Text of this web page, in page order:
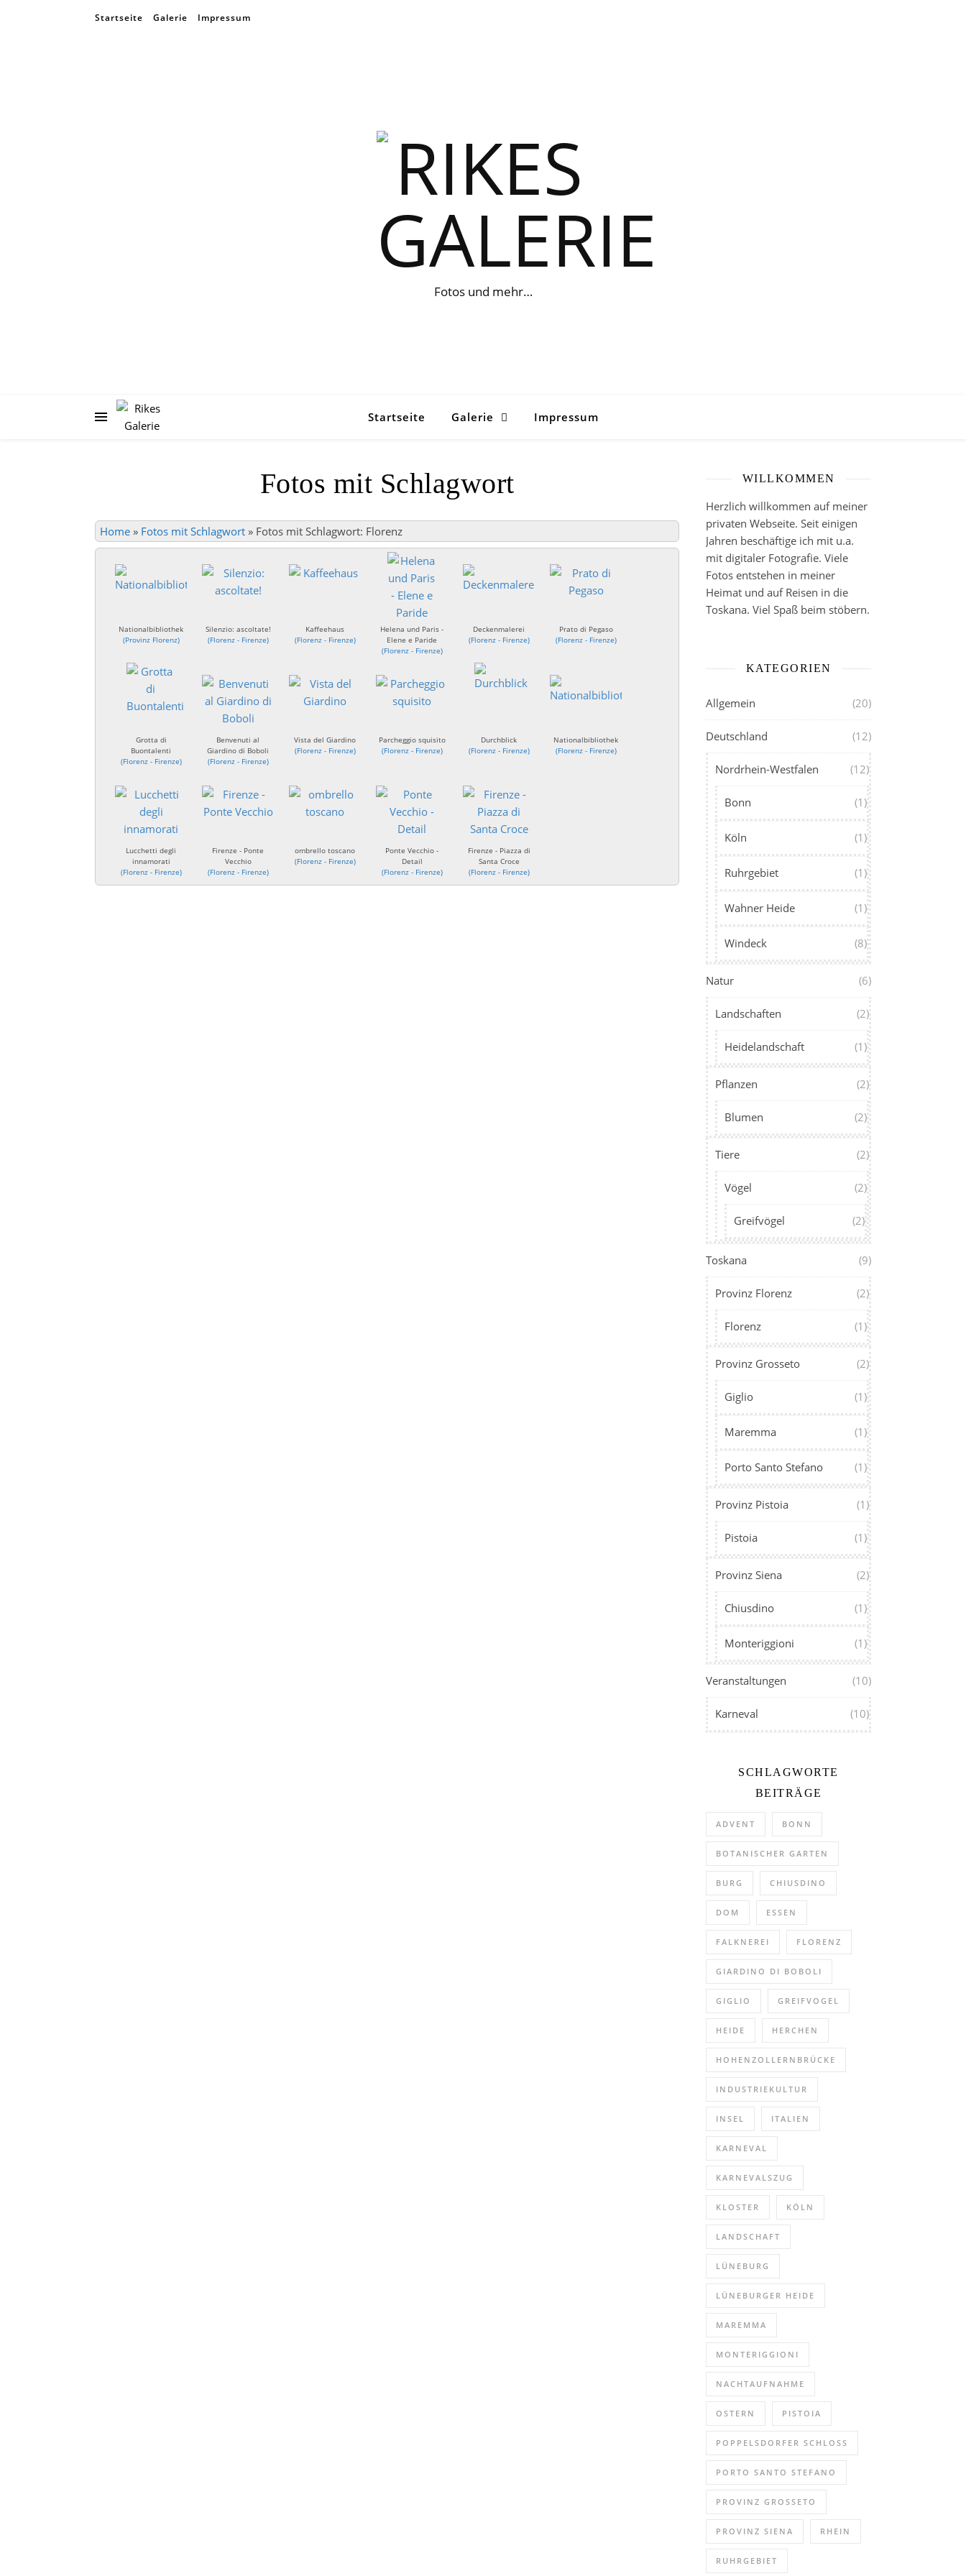
Startseite Galerie Impressum
Fotos und mehr…
Startseite Galerie Impressum
Fotos mit Schlagwort
Home » Fotos mit Schlagwort » Fotos mit Schlagwort: Florenz
Nationalbibliothek
(Provinz Florenz)
Silenzio: ascoltate!
(Florenz - Firenze)
Kaffeehaus
(Florenz - Firenze)
Helena und Paris -
Elene e Paride
(Florenz - Firenze)
Deckenmalerei
(Florenz - Firenze)
Prato di Pegaso
(Florenz - Firenze)
Grotta di
Buontalenti
(Florenz - Firenze)
Benvenuti al
Giardino di Boboli
(Florenz - Firenze)
Vista del Giardino
(Florenz - Firenze)
Parcheggio squisito
(Florenz - Firenze)
Durchblick
(Florenz - Firenze)
Nationalbibliothek
(Florenz - Firenze)
Lucchetti degli
innamorati
(Florenz - Firenze)
Firenze - Ponte
Vecchio
(Florenz - Firenze)
ombrello toscano
(Florenz - Firenze)
Ponte Vecchio -
Detail
(Florenz - Firenze)
Firenze - Piazza di
Santa Croce
(Florenz - Firenze)
WILLKOMMEN
Herzlich willkommen auf meiner
privaten Webseite. Seit einigen
Jahren beschäftige ich mit u.a.
mit digitaler Fotografie. Viele
Fotos entstehen in meiner
Heimat und auf Reisen in die
Toskana. Viel Spaß beim stöbern.
KATEGORIEN
Allgemein (20)
Deutschland (12)
Nordrhein-Westfalen (12)
Bonn (1)
Köln (1)
Ruhrgebiet (1)
Wahner Heide (1)
Windeck (8)
Natur (6)
Landschaften (2)
Heidelandschaft (1)
Pflanzen (2)
Blumen (2)
Tiere (2)
Vögel (2)
Greifvögel (2)
Toskana (9)
Provinz Florenz (2)
Florenz (1)
Provinz Grosseto (2)
Giglio (1)
Maremma (1)
Porto Santo Stefano (1)
Provinz Pistoia (1)
Pistoia (1)
Provinz Siena (2)
Chiusdino (1)
Monteriggioni (1)
Veranstaltungen (10)
Karneval (10)
SCHLAGWORTE
BEITRÄGE
ADVENT BONN
BOTANISCHER GARTEN
BURG CHIUSDINO
DOM ESSEN
FALKNEREI FLORENZ
GIARDINO DI BOBOLI
GIGLIO GREIFVOGEL
HEIDE HERCHEN
HOHENZOLLERNBRÜCKE
INDUSTRIEKULTUR
INSEL ITALIEN
KARNEVAL
KARNEVALSZUG
KLOSTER KÖLN
LANDSCHAFT
LÜNEBURG
LÜNEBURGER HEIDE
MAREMMA
MONTERIGGIONI
NACHTAUFNAHME
OSTERN PISTOIA
POPPELSDORFER SCHLOSS
PORTO SANTO STEFANO
PROVINZ GROSSETO
PROVINZ SIENA RHEIN
RUHRGEBIET